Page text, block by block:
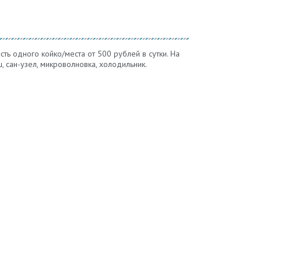
одного койко/места от 500 рублей в сутки. На
узел, микроволновка, холодильник.